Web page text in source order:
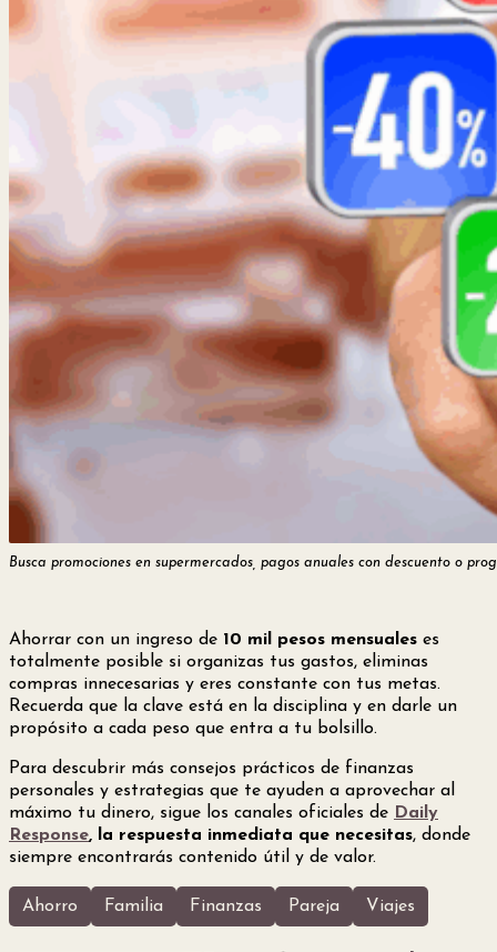
Busca promociones en supermercados, pagos anuales con descuento o
Ahorrar con un ingreso de 10 mil pesos mensuales es
totalmente posible si organizas tus gastos, eliminas
compras innecesarias y eres constante con tus metas.
Recuerda que la clave está en la disciplina y en darle un
propósito a cada peso que entra a tu bolsillo.
Para descubrir más consejos prácticos de finanzas
personales y estrategias que te ayuden a aprovechar al
máximo tu dinero, sigue los canales oficiales de Daily
Response, la respuesta inmediata que necesitas, donde
siempre encontrarás contenido útil y de valor.
Ahorro Familia Finanzas Pareja Viajes